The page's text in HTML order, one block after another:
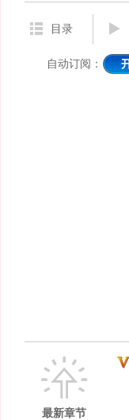
目录
自动订阅：
最新章节